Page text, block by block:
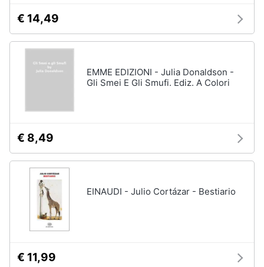
ricorrenze
Promozioni
Esci
D'Urso
Vedi
€ 14,49
EMME EDIZIONI - Julia Donaldson -
Gli Smei E Gli Smufi. Ediz. A Colori
€ 8,49
EINAUDI - Julio Cortázar - Bestiario
€ 11,99